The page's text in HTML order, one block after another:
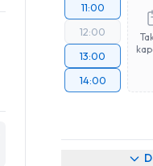
11:00
12:00
13:00
14:00